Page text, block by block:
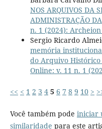
NOS ARQUIVOS DA
ADMINISTRAÇÃO
n. 1 (2024):
Sergio Ricardo
memória
do Arquivo
Online: v. 11 n. 1
<< < 1 2 3 4 5 6 7 8 9 10 >
Você também pode iniciar
similaridade para este